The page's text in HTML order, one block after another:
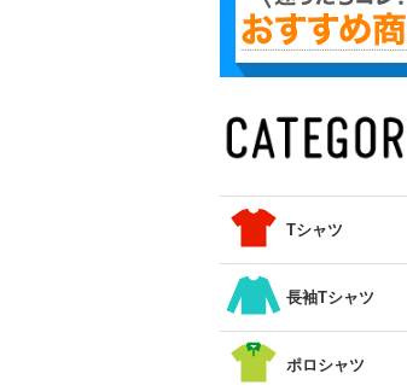
Tシャツ
長袖Tシャツ
ポロシャツ